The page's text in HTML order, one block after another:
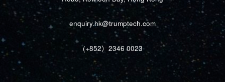
enquiry.hk@trumptech.com
(+852）2346 0023